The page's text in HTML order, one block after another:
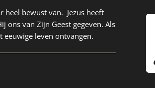
heel bewust van. Jezus heeft
ons van Zijn Geest gegeven. Als
leven ontvangen.